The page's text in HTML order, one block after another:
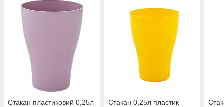
Стакан пластиковий 0,25л
Стакан 0,25л пластик